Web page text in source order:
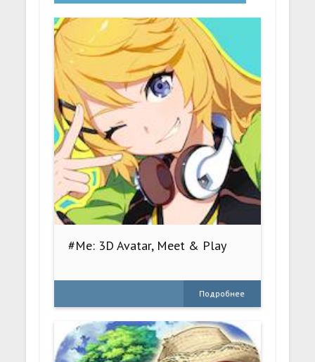
#Me: 3D Avatar, Meet & Play
Подробнее